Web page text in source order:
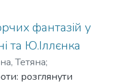
фантазій у
та Ю.Іллєнка
Тетяна;
розглянути